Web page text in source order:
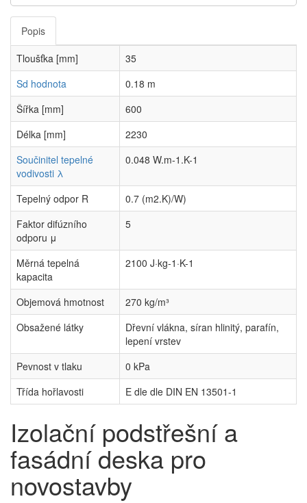
Popis
Tloušťka [mm]
35
Sd hodnota
0.18 m
Šířka [mm]
600
Délka [mm]
2230
Součinitel tepelné
vodivosti λ
0.048 W.m-1.K-1
Tepelný odpor R
0.7 (m2.K)/W)
Faktor difúzního
odporu μ
5
Měrná tepelná
kapacita
2100 J·kg-1·K-1
Objemová hmotnost
270 kg/m³
Obsažené látky
Dřevní vlákna, síran hlinitý, parafín,
lepení vrstev
Pevnost v tlaku
0 kPa
Třída hořlavosti
E dle dle DIN EN 13501-1
Izolační podstřešní a
fasádní deska pro
novostavby